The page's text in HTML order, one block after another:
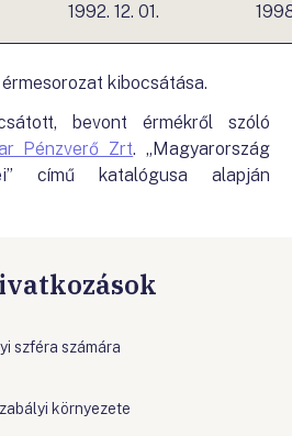
1992. 12. 01.
kibocsátása.
bevont érmékről szóló
Pénzverő Zrt. „Magyarország
című katalógusa alapján
szféra számára
környezete